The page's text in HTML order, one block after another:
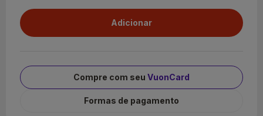
Compre com seu VuonCard
Formas de pagamento